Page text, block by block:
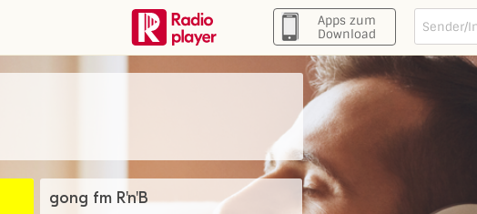
Apps zum
Download
gong fm R'n'B